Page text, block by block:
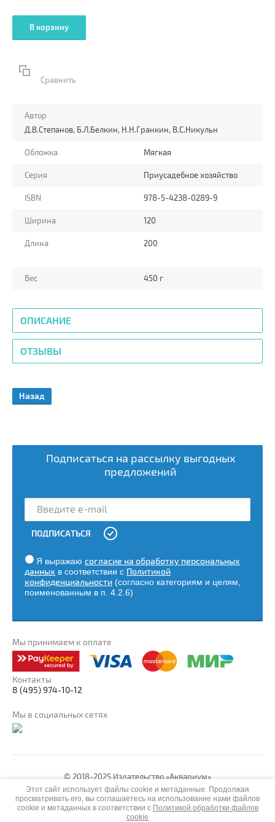
В корзину
Сравнить
Автор
Д.В.Степанов, Б.Л.Белкин, Н.Н.Гранкин, В.С.Никульн
Обложка Мягкая
Серия Приусадебное хозяйство
ISBN 978-5-4238-0289-9
Ширина 120
Длина 200
Вес 450 г
ОПИСАНИЕ
ОТЗЫВЫ
Назад
Подписаться на рассылку выгодных
предложений
Я выражаю согласие на обработку персональных
данных в соответствии с Политикой
конфиденциальности (согласно категориям и целям,
поименованным в п. 4.2.6)
ПОДПИСАТЬСЯ
Мы принимаем к оплате
Контакты
8 (495) 974-10-12
Мы в социальных сетях
© 2018-2025 Издательство «Аквариум»
aquarium@aquarium-zoo.ru
Политика конфиденциальности
Этот сайт использует файлы cookie и метаданные. Продолжая
просматривать его, вы соглашаетесь на использование нами файлов
cookie и метаданных в соответствии с Политикой обработки файлов
cookie